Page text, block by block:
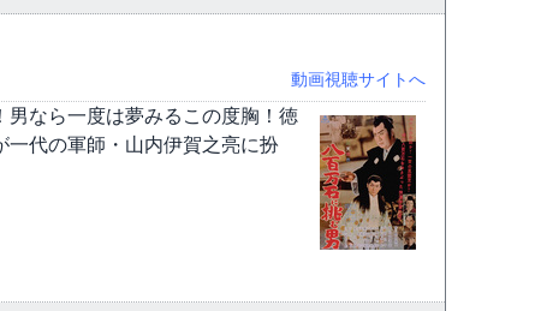
動画視聴サイトへ
なら一度は夢みるこの度胸！徳
一代の軍師・山内伊賀之亮に扮